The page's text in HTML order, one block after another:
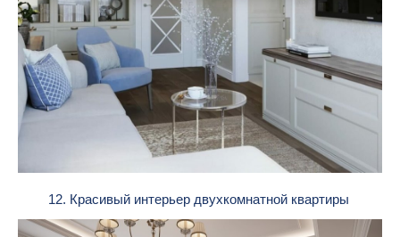
12. Красивый интерьер двухкомнатной квартиры